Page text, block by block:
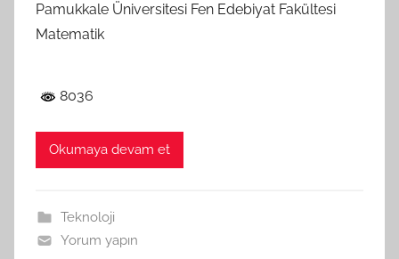
Pamukkale Üniversitesi Fen Edebiyat Fakültesi
Matematik
8036
Okumaya devam et
Teknoloji
Yorum yapın